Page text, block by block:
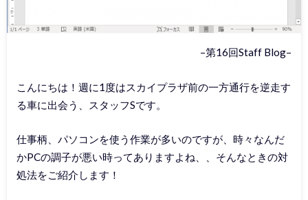
–第16回Staff Blog–
こんにちは！週に1度はスカイプラザ前の一方通行を逆走す
る車に出会う、スタッフSです。
仕事柄、パソコンを使う作業が多いのですが、時々なんだ
かPCの調子が悪い時ってありますよね、、そんなときの対
処法をご紹介します！